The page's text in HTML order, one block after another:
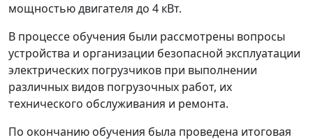
мощностью двигателя до 4 кВт.
В процессе обучения были рассмотрены вопросы
устройства и организации безопасной эксплуатации
электрических погрузчиков при выполнении
различных видов погрузочных работ, их
технического обслуживания и ремонта.
По окончанию обучения была проведена итоговая